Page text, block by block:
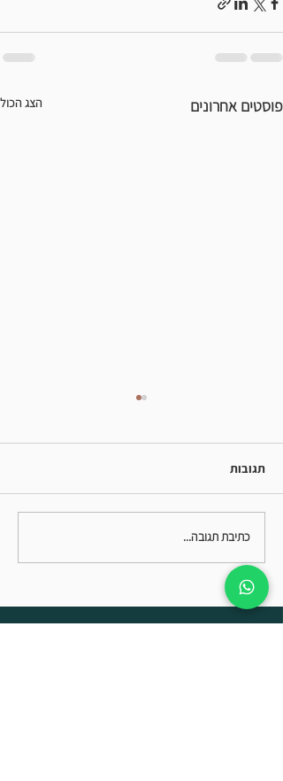
פוסטים אחרונים הצג הכול
בבידוד
תגובות
כתיבת תגובה...